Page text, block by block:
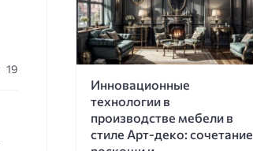
19
Инновационные
технологии в
производстве мебели в
стиле Арт-деко: сочетание